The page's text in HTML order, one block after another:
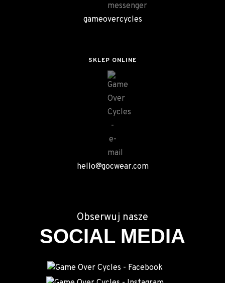
gameovercycles
SKLEP ONLINE
hello@gocwear.com
Obserwuj nasze
SOCIAL MEDIA